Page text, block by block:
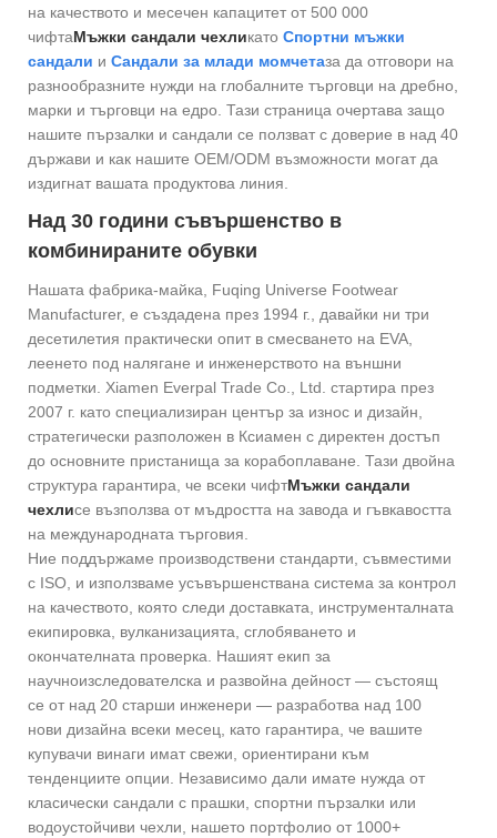
на качеството и месечен капацитет от 500 000
чифтаМъжки сандали чехликато Спортни мъжки
сандали и Сандали за млади момчетаза да отговори на
разнообразните нужди на глобалните търговци на дребно,
марки и търговци на едро. Тази страница очертава защо
нашите пързалки и сандали се ползват с доверие в над 40
държави и как нашите OEM/ODM възможности могат да
издигнат вашата продуктова линия.
Над 30 години съвършенство в
комбинираните обувки
Нашата фабрика-майка, Fuqing Universe Footwear
Manufacturer, е създадена през 1994 г., давайки ни три
десетилетия практически опит в смесването на EVA,
леенето под налягане и инженерството на външни
подметки. Xiamen Everpal Trade Co., Ltd. стартира през
2007 г. като специализиран център за износ и дизайн,
стратегически разположен в Ксиамен с директен достъп
до основните пристанища за корабоплаване. Тази двойна
структура гарантира, че всеки чифтМъжки сандали
чехлисе възползва от мъдростта на завода и гъвкавостта
на международната търговия.
Ние поддържаме производствени стандарти, съвместими
с ISO, и използваме усъвършенствана система за контрол
на качеството, която следи доставката, инструменталната
екипировка, вулканизацията, сглобяването и
окончателната проверка. Нашият екип за
научноизследователска и развойна дейност — състоящ
се от над 20 старши инженери — разработва над 100
нови дизайна всеки месец, като гарантира, че вашите
купувачи винаги имат свежи, ориентирани към
тенденциите опции. Независимо дали имате нужда от
класически сандали с прашки, спортни пързалки или
водоустойчиви чехли, нашето портфолио от 1000+